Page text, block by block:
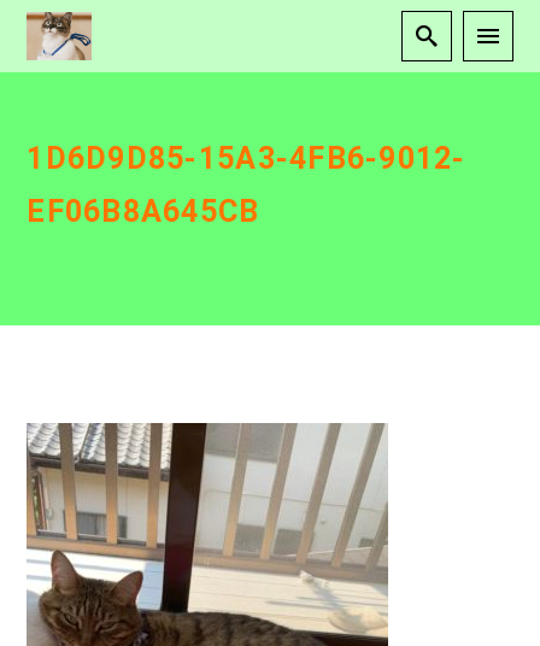
1D6D9D85-15A3-4FB6-9012-
EF06B8A645CB